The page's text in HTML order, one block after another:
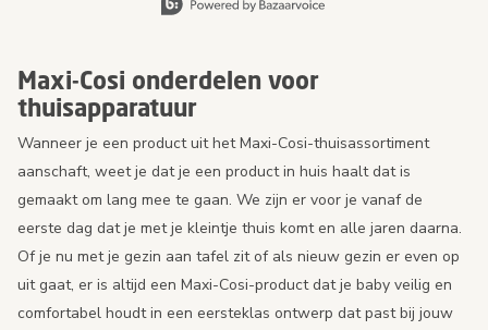
Maxi-Cosi onderdelen voor
thuisapparatuur
Wanneer je een product uit het Maxi-Cosi-thuisassortiment
aanschaft, weet je dat je een product in huis haalt dat is
gemaakt om lang mee te gaan. We zijn er voor je vanaf de
eerste dag dat je met je kleintje thuis komt en alle jaren daarna.
Of je nu met je gezin aan tafel zit of als nieuw gezin er even op
uit gaat, er is altijd een Maxi-Cosi-product dat je baby veilig en
comfortabel houdt in een eersteklas ontwerp dat past bij jouw